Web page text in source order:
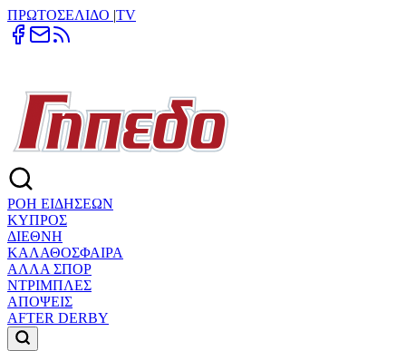
ΠΡΩΤΟΣΕΛΙΔΟ |TV
ΡΟΗ ΕΙΔΗΣΕΩΝ
ΚΥΠΡΟΣ
ΔΙΕΘΝΗ
ΚΑΛΑΘΟΣΦΑΙΡΑ
ΑΛΛΑ ΣΠΟΡ
ΝΤΡΙΜΠΛΕΣ
ΑΠΟΨΕΙΣ
AFTER DERBY